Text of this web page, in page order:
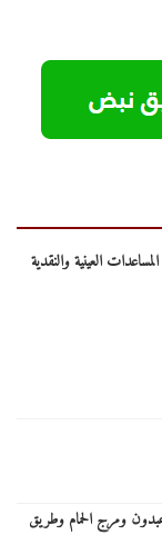
المساعدات العينية والنقدية
ومرج الحمام وطريق